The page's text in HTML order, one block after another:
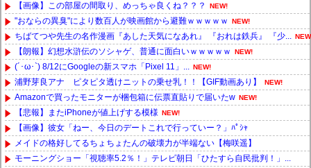
【画像】この部屋の間取り、めっちゃ良くね？？？
NEW!
"おならの異臭"により数百人が映画館から避難ｗｗｗｗｗ NEW!
ちばてつや先生の名作漫画『あした天気になあれ』 『おれは鉄兵』 『少...
【朗報】幻想水滸伝のソシャゲ、普通に面白いｗｗｗｗｗ NEW!
(´･ω･`) 8/12にGoogleの新スマホ「Pixel 11」... NEW!
浦野芽良アナ ピタピタ透けニットの乗せ乳！！【GIF動画あり】 NEW!
Amazonで買ったモニターが梱包箱に伝票直貼りで届いたw NEW!
【悲報】またiPhoneが値上げする模様 NEW!
【画像】彼女「ねー、今日のデートこれで行っていー？」ﾊﾟｼｬ
メイドの格好してるちょちょたんの破壊力が半端ない【梅咲遥】
モーニングショー「視聴率5.2％！」テレビ朝日「ひたすら自民批判！」...